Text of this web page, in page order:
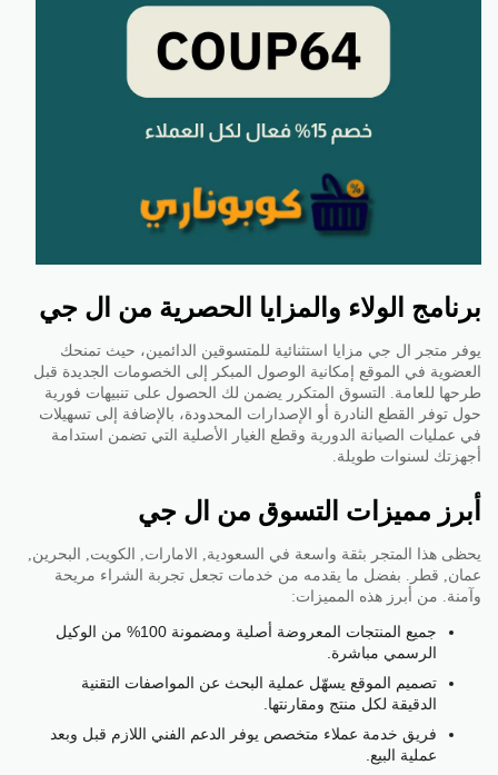
برنامج الولاء والمزايا الحصرية من ال جي
يوفر متجر ال جي مزايا استثنائية للمتسوقين الدائمين، حيث تمنحك
العضوية في الموقع إمكانية الوصول المبكر إلى الخصومات الجديدة قبل
طرحها للعامة. التسوق المتكرر يضمن لك الحصول على تنبيهات فورية
حول توفر القطع النادرة أو الإصدارات المحدودة، بالإضافة إلى تسهيلات
في عمليات الصيانة الدورية وقطع الغيار الأصلية التي تضمن استدامة
أجهزتك لسنوات طويلة.
أبرز مميزات التسوق من ال جي
يحظى هذا المتجر بثقة واسعة في السعودية, الامارات, الكويت, البحرين,
عمان, قطر. بفضل ما يقدمه من خدمات تجعل تجربة الشراء مريحة
وآمنة. من أبرز هذه المميزات:
جميع المنتجات المعروضة أصلية ومضمونة 100% من الوكيل
الرسمي مباشرة.
تصميم الموقع يسهّل عملية البحث عن المواصفات التقنية
الدقيقة لكل منتج ومقارنتها.
فريق خدمة عملاء متخصص يوفر الدعم الفني اللازم قبل وبعد
عملية البيع.